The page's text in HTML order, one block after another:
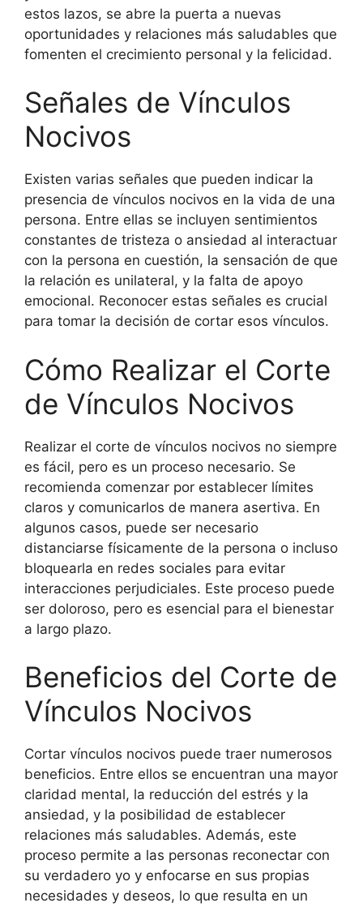
estos lazos, se abre la puerta a nuevas
oportunidades y relaciones más saludables que
fomenten el crecimiento personal y la felicidad.
Señales de Vínculos
Nocivos
Existen varias señales que pueden indicar la
presencia de vínculos nocivos en la vida de una
persona. Entre ellas se incluyen sentimientos
constantes de tristeza o ansiedad al interactuar
con la persona en cuestión, la sensación de que
la relación es unilateral, y la falta de apoyo
emocional. Reconocer estas señales es crucial
para tomar la decisión de cortar esos vínculos.
Cómo Realizar el Corte
de Vínculos Nocivos
Realizar el corte de vínculos nocivos no siempre
es fácil, pero es un proceso necesario. Se
recomienda comenzar por establecer límites
claros y comunicarlos de manera asertiva. En
algunos casos, puede ser necesario
distanciarse físicamente de la persona o incluso
bloquearla en redes sociales para evitar
interacciones perjudiciales. Este proceso puede
ser doloroso, pero es esencial para el bienestar
a largo plazo.
Beneficios del Corte de
Vínculos Nocivos
Cortar vínculos nocivos puede traer numerosos
beneficios. Entre ellos se encuentran una mayor
claridad mental, la reducción del estrés y la
ansiedad, y la posibilidad de establecer
relaciones más saludables. Además, este
proceso permite a las personas reconectar con
su verdadero yo y enfocarse en sus propias
necesidades y deseos, lo que resulta en un